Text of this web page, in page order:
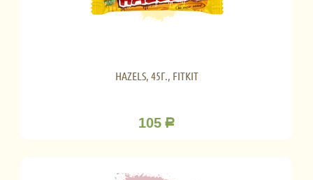
HAZELS, 45Г., FITKIT
105 Р